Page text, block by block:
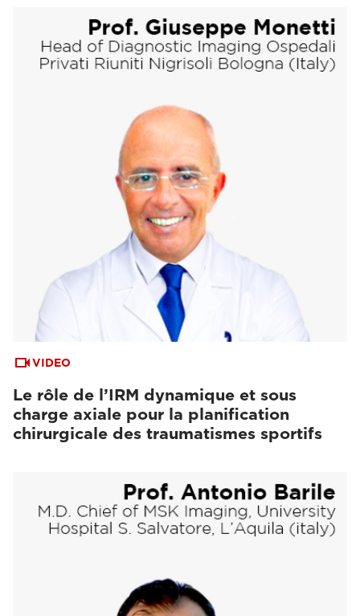
VIDEO
Le rôle de l’IRM dynamique et sous
charge axiale pour la planification
chirurgicale des traumatismes sportifs